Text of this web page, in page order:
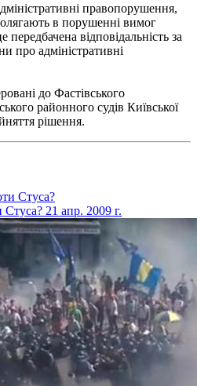
правопорушення,
в порушенні вимог
відповідальність за
про адміністративні
до Фастівського
районного судів Київської
рішення.
Стуса? 21 апр. 2009 г.